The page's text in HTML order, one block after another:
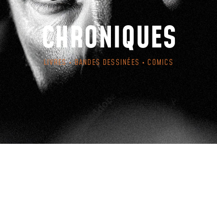
CHRONIQUES
LIVRES • BANDES DESSINÉES • COMICS